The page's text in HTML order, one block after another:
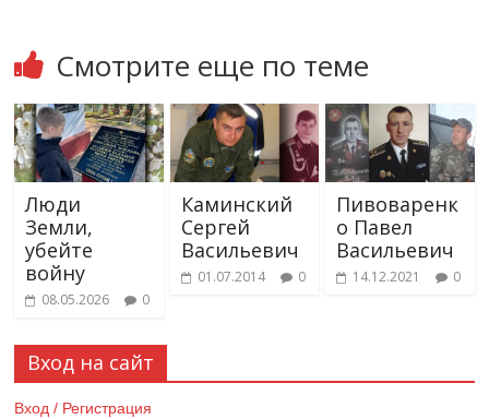
Смотрите еще по теме
Люди
Земли,
убейте
войну
08.05.2026 0
Каминский
Сергей
Васильевич
01.07.2014 0
Пивоваренк
о Павел
Васильевич
14.12.2021 0
Вход на сайт
Вход / Регистрация